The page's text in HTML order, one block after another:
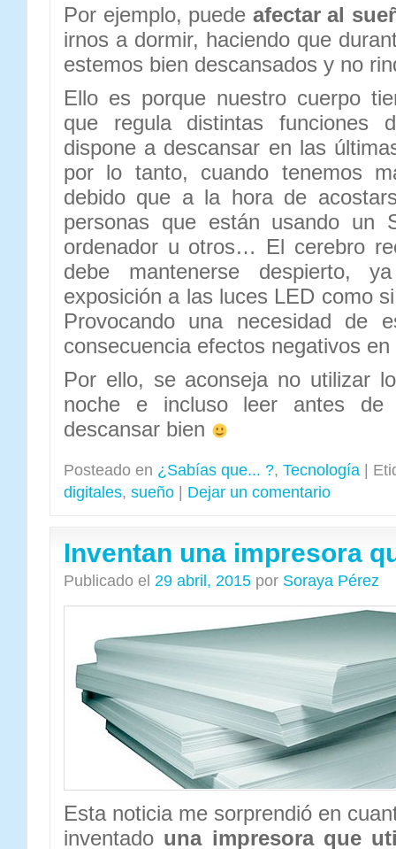
Por ejemplo, puede afectar al
irnos a dormir, haciendo que
estemos bien descansados y no
Ello es porque nuestro cuerpo
que regula distintas funciones
dispone a descansar en las
por lo tanto, cuando tenemos
debido que a la hora de
personas que están usando un
ordenador u otros… El cerebro
debe mantenerse despierto,
exposición a las luces LED como
Provocando una necesidad de
consecuencia efectos negativos
Por ello, se aconseja no utilizar
noche e incluso leer antes
descansar bien
Posteado en ¿Sabías que... ?, Tecnología
digitales, sueño Dejar un comentario
Inventan una impresora
Publicado el 29 abril, 2015 por Soraya Pérez
Esta noticia me sorprendió en
inventado una impresora que